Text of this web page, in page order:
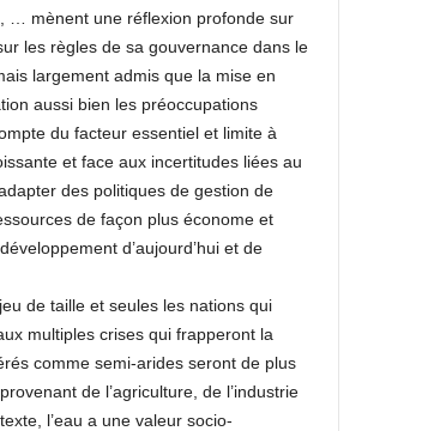
… mènent une réflexion profonde sur
les règles de sa gouvernance dans le
largement admis que la mise en
aussi bien les préoccupations
du facteur essentiel et limite à
et face aux incertitudes liées au
des politiques de gestion de
de façon plus économe et
d’aujourd’hui et de
de taille et seules les nations qui
multiples crises qui frapperont la
comme semi-arides seront de plus
de l’agriculture, de l’industrie
l’eau a une valeur socio-